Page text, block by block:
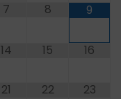
7 8 9
14 15 16
21 22 23